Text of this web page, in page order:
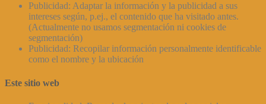
Publicidad: Adaptar la información y la publicidad a sus
intereses según, p.ej., el contenido que ha visitado antes.
(Actualmente no usamos segmentación ni cookies de
segmentación)
Publicidad: Recopilar información personalmente identificable
como el nombre y la ubicación
Este sitio web